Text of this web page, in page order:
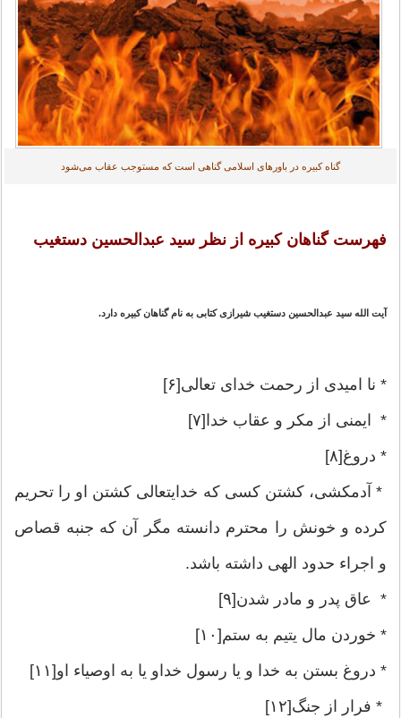
گناه کبیره در باورهای اسلامی گناهی است که مستوجب عقاب می‌شود
فهرست گناهان کبیره از نظر سید عبدالحسین دستغیب
آیت الله سید عبدالحسین دستغیب شیرازی کتابی به نام گناهان کبیره دارد.
* نا امیدی از رحمت خدای تعالی[۶]
* ایمنی از مکر و عقاب خدا[۷]
* دروغ[۸]
* آدمکشی، کشتن کسی که خدایتعالی کشتن او را تحریم
کرده و خونش را محترم دانسته مگر آن که جنبه قصاص
و اجراء حدود الهی داشته باشد.
* عاق پدر و مادر شدن[۹]
* خوردن مال یتیم به ستم[۱۰]
* دروغ بستن به خدا و یا رسول خداو یا به اوصیاء او[۱۱]
* فرار از جنگ[۱۲]